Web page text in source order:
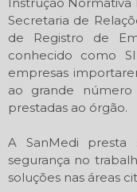
Secretaria de
de Registro de
conhecido como
empresas
ao grande
prestadas ao órgão.
A SanMedi presta
segurança no
soluções nas áreas